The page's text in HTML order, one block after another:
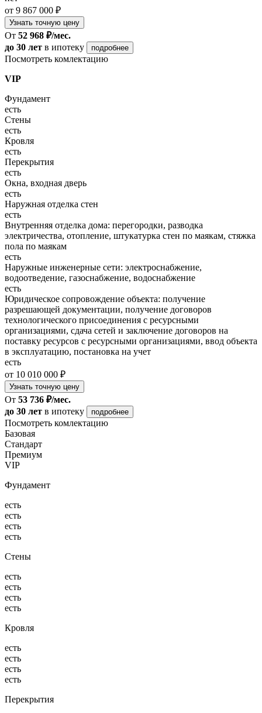
от 9 867 000 ₽
Узнать точную цену
От 52 968 ₽/мес.
до 30 лет в ипотеку подробнее
Посмотреть комлектацию
VIP
Фундамент
есть
Стены
есть
Кровля
есть
Перекрытия
есть
Окна, входная дверь
есть
Наружная отделка стен
есть
Внутренняя отделка дома: перегородки, разводка
электричества, отопление, штукатурка стен по маякам, стяжка
пола по маякам
есть
Наружные инженерные сети: электроснабжение,
водоотведение, газоснабжение, водоснабжение
есть
Юридическое сопровождение объекта: получение
разрешающей документации, получение договоров
технологического присоединения с ресурсными
организациями, сдача сетей и заключение договоров на
поставку ресурсов с ресурсными организациями, ввод объекта
в эксплуатацию, постановка на учет
есть
от 10 010 000 ₽
Узнать точную цену
От 53 736 ₽/мес.
до 30 лет в ипотеку подробнее
Посмотреть комлектацию
Базовая
Стандарт
Премиум
VIP
Фундамент
есть
есть
есть
есть
Стены
есть
есть
есть
есть
Кровля
есть
есть
есть
есть
Перекрытия